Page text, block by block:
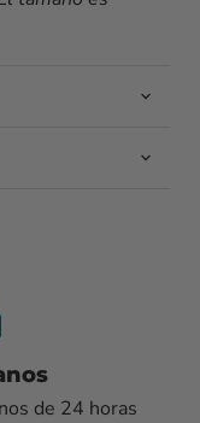
de 24 horas